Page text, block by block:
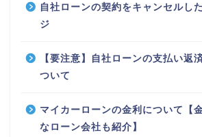
自社ローンの契約をキャンセルし
ジ
【要注意】自社ローンの支払い返
ついて
マイカーローンの金利について【
なローン会社も紹介】